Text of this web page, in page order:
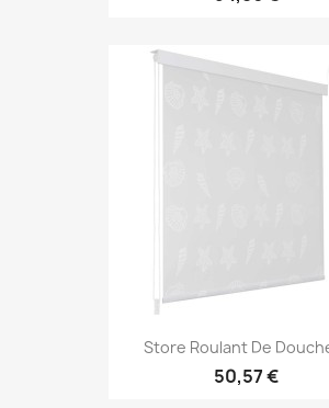
Store Roulant De
50,57 €